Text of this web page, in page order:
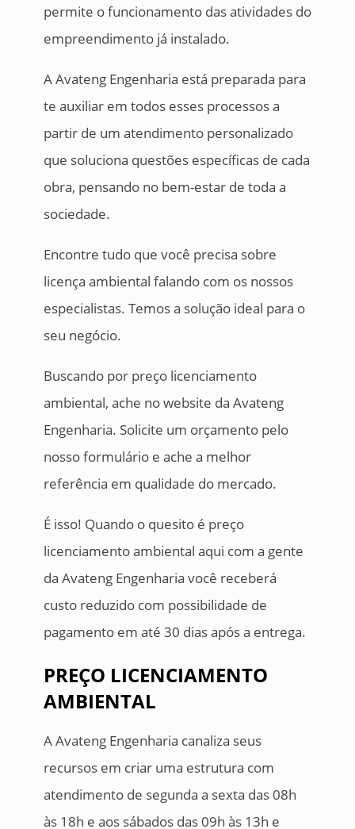
permite o funcionamento das atividades do
empreendimento já instalado.
A Avateng Engenharia está preparada para
te auxiliar em todos esses processos a
partir de um atendimento personalizado
que soluciona questões específicas de cada
obra, pensando no bem-estar de toda a
sociedade.
Encontre tudo que você precisa sobre
licença ambiental falando com os nossos
especialistas. Temos a solução ideal para o
seu negócio.
Buscando por preço licenciamento
ambiental, ache no website da Avateng
Engenharia. Solicite um orçamento pelo
nosso formulário e ache a melhor
referência em qualidade do mercado.
É isso! Quando o quesito é preço
licenciamento ambiental aqui com a gente
da Avateng Engenharia você receberá
custo reduzido com possibilidade de
pagamento em até 30 dias após a entrega.
PREÇO LICENCIAMENTO
AMBIENTAL
A Avateng Engenharia canaliza seus
recursos em criar uma estrutura com
atendimento de segunda a sexta das 08h
às 18h e aos sábados das 09h às 13h e